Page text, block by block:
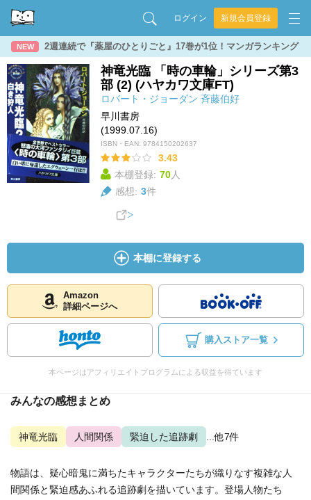
ログイン 新規会員登録
NEW 2週連続で『薬屋のひとりごと』17巻が1位！マンガランキング
神竜光臨 「時の車輪」シリーズ第3
部 (2) (ハヤカワ文庫FT)
ロバート・ジョーダン 斉藤伯好
早川書房
(1999.07.16)
ISBN・EAN: 9784150202637
3.43
本棚登録: 70人
感想: 3件
本棚に登録する
Amazon
詳細ページへ
購入ストア一覧
本ページはアフィリエイトプログラムによる収益を得ています
みんなの感想まとめ
神竜光臨 人間関係 緊迫した追跡劇 ...他7件
物語は、疑心暗鬼に満ちたキャラクターたちが織りなす複雑な人
間関係と緊迫感あふれる追跡劇を描いています。登場人物たち